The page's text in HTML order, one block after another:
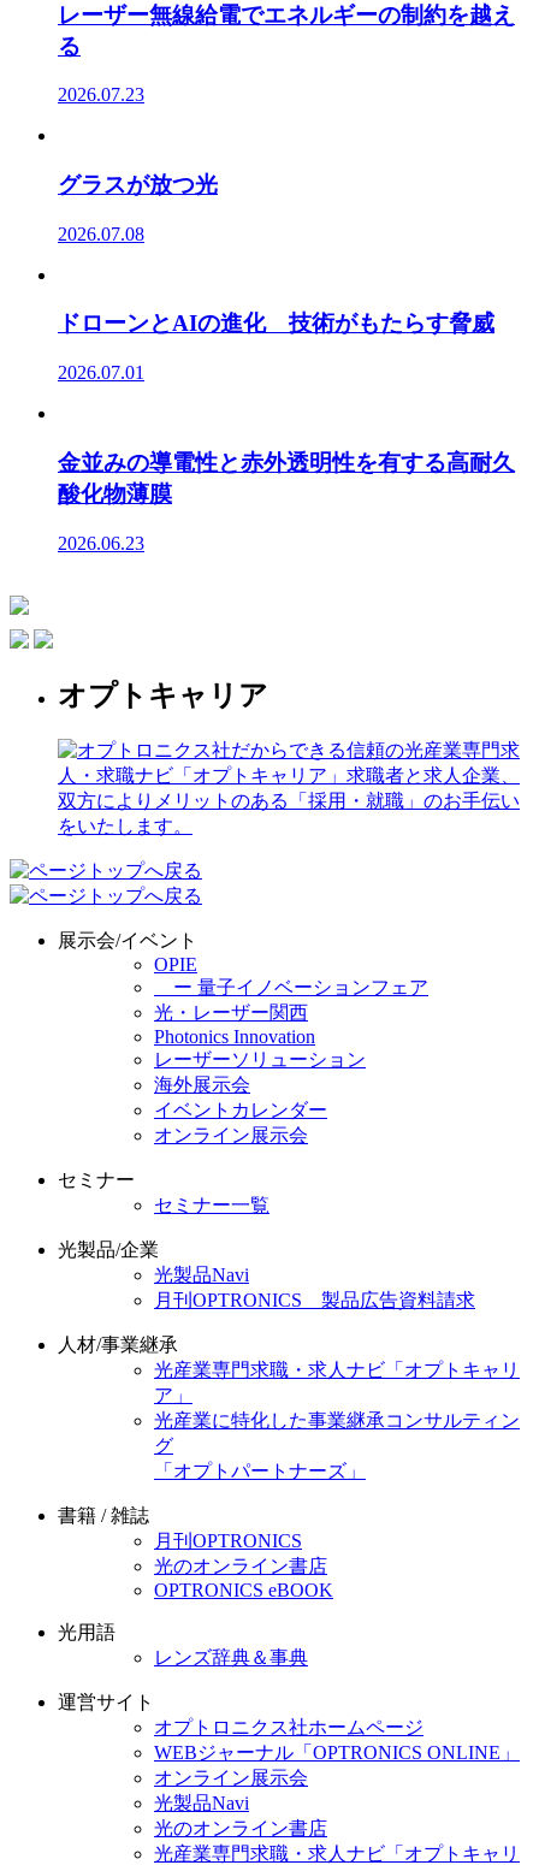
レーザー無線給電でエネルギーの制約を越え
る
2026.07.23
グラスが放つ光
2026.07.08
ドローンとAIの進化 技術がもたらす脅威
2026.07.01
金並みの導電性と赤外透明性を有する高耐久
酸化物薄膜
2026.06.23
オプトキャリア
展示会/イベント
OPIE
ー 量子イノベーションフェア
光・レーザー関西
Photonics Innovation
レーザーソリューション
海外展示会
イベントカレンダー
オンライン展示会
セミナー
セミナー一覧
光製品/企業
光製品Navi
月刊OPTRONICS 製品広告資料請求
人材/事業継承
光産業専門求職・求人ナビ「オプトキャリ
ア」
光産業に特化した事業継承コンサルティン
グ
「オプトパートナーズ」
書籍 / 雑誌
月刊OPTRONICS
光のオンライン書店
OPTRONICS eBOOK
光用語
レンズ辞典＆事典
運営サイト
オプトロニクス社ホームページ
WEBジャーナル「OPTRONICS ONLINE」
オンライン展示会
光製品Navi
光のオンライン書店
光産業専門求職・求人ナビ「オプトキャリ